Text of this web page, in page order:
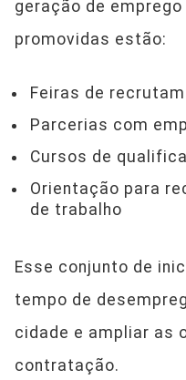
geração de
promovidas estão:
Feiras de
Parcerias com
Cursos de
Orientação para
de trabalho
Esse conjunto de
tempo de
cidade e ampliar as
contratação.